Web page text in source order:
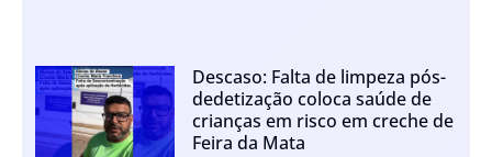
Descaso: Falta de limpeza pós-
dedetização coloca saúde de
crianças em risco em creche de
Feira da Mata